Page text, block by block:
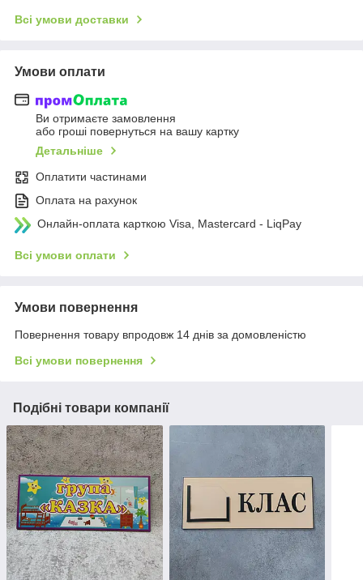
Всі умови доставки
Умови оплати
Ви отримаєте замовлення
або гроші повернуться на вашу картку
Детальніше
Оплатити частинами
Оплата на рахунок
Онлайн-оплата карткою Visa, Mastercard - LiqPay
Всі умови оплати
Умови повернення
Повернення товару впродовж 14 днів за домовленістю
Всі умови повернення
Подібні товари компанії